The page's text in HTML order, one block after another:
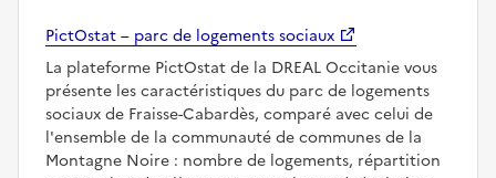
PictOstat – parc de logements sociaux
La plateforme PictOstat de la DREAL Occitanie vous
présente les caractéristiques du parc de logements
sociaux de Fraisse-Cabardès, comparé avec celui de
l'ensemble de la communauté de communes de la
Montagne Noire : nombre de logements, répartition